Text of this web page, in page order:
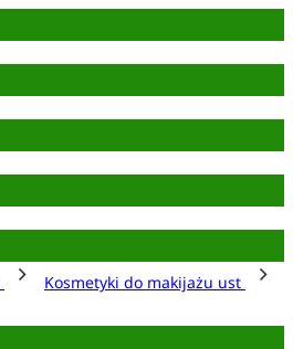
Kosmetyki do makijażu ust